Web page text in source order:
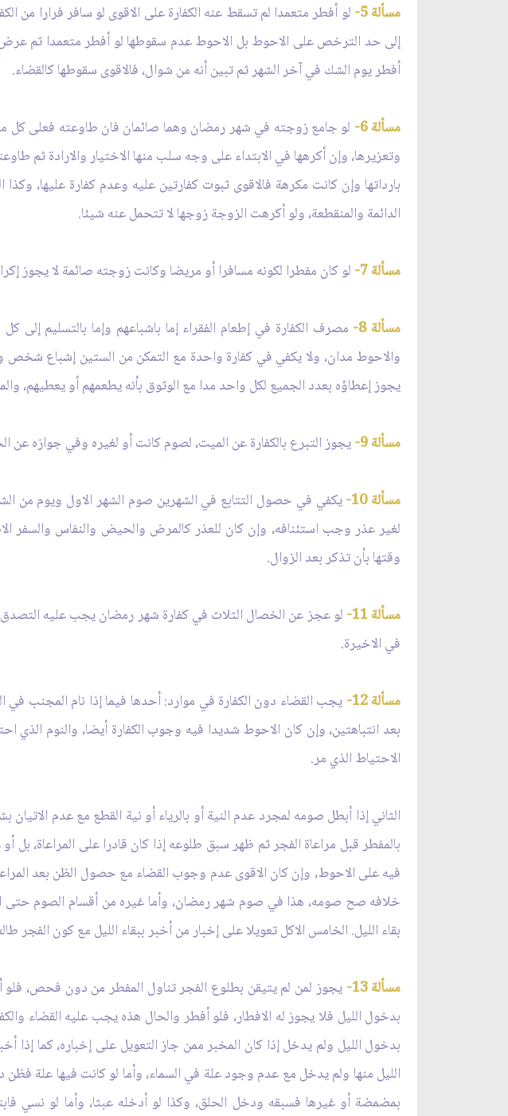
مسألة 5-
لو أفطر متعمدا لم تسقط عنه الكفارة على الاقوى لو سافر فرارا من
إلى حد الترخص على الاحوط بل الاحوط عدم سقوطها لو أفطر متعمدا ثم
أفطر يوم الشك في آخر الشهر ثم تبين أنه من شوال، فالاقوى سقوطها كالقضاء.
مسألة 6-
لو جامع زوجته في شهر رمضان وهما صائمان فان طاوعته فعلى كل
وتعزيرها، وإن أكرهها في الابتداء على وجه سلب منها الاختيار والارادة ثم
بارداتها وإن كانت مكرهة فالاقوى ثبوت كفارتين عليه وعدم كفارة عليها،
الدائمة والمنقطعة، ولو أكرهت الزوجة زوجها لا تتحمل عنه شيئا.
مسألة 7- لو كان مفطرا لكونه مسافرا أو مريضا وكانت زوجته صائمة لا يجوز
مسألة 8-
مصرف الكفارة في إطعام الفقراء إما باشباعهم وإما بالتسليم
والاحوط مدان، ولا يكفي في كفارة واحدة مع التمكن من الستين إشباع شخص
يجوز إعطاؤه بعدد الجميع لكل واحد مدا مع الوثوق بأنه يطعمهم أو يعطيهم،
مسألة 9- يجوز التبرع بالكفارة عن الميت، لصوم كانت أو لغيره وفي جوازه
مسألة 10-
يكفي في حصول التتابع في الشهرين صوم الشهر الاول ويوم من الشهر
لغير عذر وجب استئنافه، وإن كان للعذر كالمرض والحيض والنفاس والسفر
وقتها بأن تذكر بعد الزوال.
مسألة 11-
لو عجز عن الخصال الثلاث في كفارة شهر رمضان يجب عليه التصدق
في الاخيرة.
مسألة 12-
يجب القضاء دون الكفارة في موارد: أحدها فيما إذا نام المجنب في
بعد انتباهتين، وإن كان الاحوط شديدا فيه وجوب الكفارة أيضا، والنوم الذي
الاحتياط الذي مر.
الثاني إذا أبطل صومه لمجرد عدم النية أو بالرياء أو نية القطع مع عدم
بالمفطر قبل مراعاة الفجر ثم ظهر سبق طلوعه إذا كان قادرا على المراعاة، بل
فيه على الاحوط، وإن كان الاقوى عدم وجوب القضاء مع حصول الظن بعد
خلافه صح صومه، هذا في صوم شهر رمضان، وأما غيره من أقسام الصوم حتى
بقاء الليل. الخامس الاكل تعويلا على إخبار من أخبر ببقاء الليل مع كون
مسألة 13-
يجوز لمن لم يتيقن بطلوع الفجر تناول المفطر من دون فحص،
بدخول الليل فلا يجوز له الافطار، فلو أفطر والحال هذه يجب عليه القضاء
بدخول الليل ولم يدخل إذا كان المخبر ممن جاز التعويل على إخباره، كما إذا
الليل منها ولم يدخل مع عدم وجود علة في السماء، وأما لو كانت فيها علة فظن
بمضمضة أو غيرها فسبقه ودخل الحلق، وكذا لو أدخله عبثا، وأما لو نسي